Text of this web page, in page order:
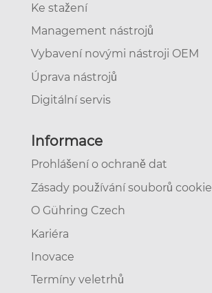
Ke stažení
Management nástrojů
Vybavení novými nástroji OEM
Úprava nástrojů
Digitální servis
Informace
Prohlášení o ochraně dat
Zásady používání souborů cookie
O Gühring Czech
Kariéra
Inovace
Termíny veletrhů